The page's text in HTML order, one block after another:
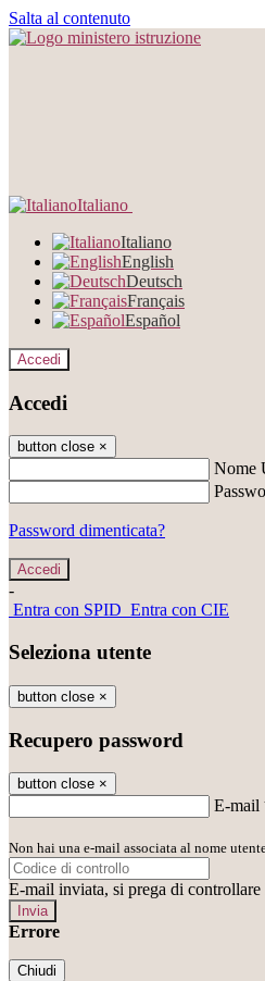
Salta al contenuto
Italiano
Italiano
English
Deutsch
Français
Español
Accedi
Accedi
button close ×
Nome
Password dimenticata?
-
Entra con SPID Entra con CIE
Seleziona utente
button close ×
Recupero password
button close ×
E-mail
Non hai una e-mail associata al nome
E-mail inviata, si prega di controllare
Errore
Chiudi